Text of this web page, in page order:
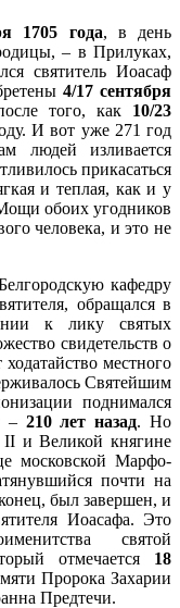
1705 года, в день
– в Прилуках,
святитель Иоасаф
4/17 сентября
того, как 10/23
И вот уже 271 год
людей изливается
прикасаться
и теплая, как и у
обоих угодников
человека, и это не
кафедру
обращался в
к лику святых
свидетельств о
местного
Святейшим
поднимался
– 210 лет назад. Но
и Великой княгине
московской Марфо-
почти на
был завершен, и
Иоасафа. Это
святой
отмечается 18
Пророка Захарии
Предтечи.